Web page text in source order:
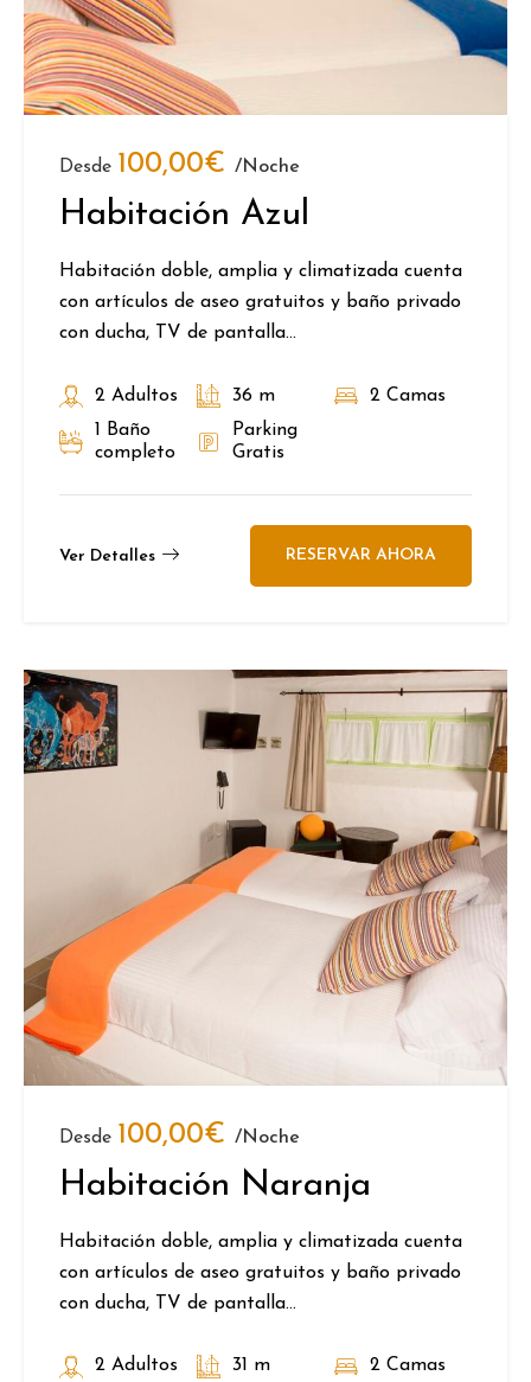
Desde 100,00€ /noche
Habitación Azul
Habitación doble, amplia y climatizada cuenta
con artículos de aseo gratuitos y baño privado
con ducha, TV de pantalla...
2 Adultos 36 m
2 Camas
1 Baño
completo
Parking
Gratis
Ver Detalles RESERVAR AHORA
Desde 100,00€ /noche
Habitación Naranja
Habitación doble, amplia y climatizada cuenta
con artículos de aseo gratuitos y baño privado
con ducha, TV de pantalla...
2 Adultos 31 m 2 Camas